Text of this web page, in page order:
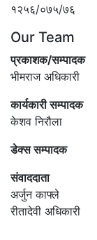
१२५६/०७५/७६
Our Team
प्रकाशक/सम्पादक
भीमराज अधिकारी
कार्यकारी सम्पादक
केशव निरौला
डेक्स सम्पादक
संवाददाता
अर्जुन काफ्ले
रीतादेवी अधिकारी